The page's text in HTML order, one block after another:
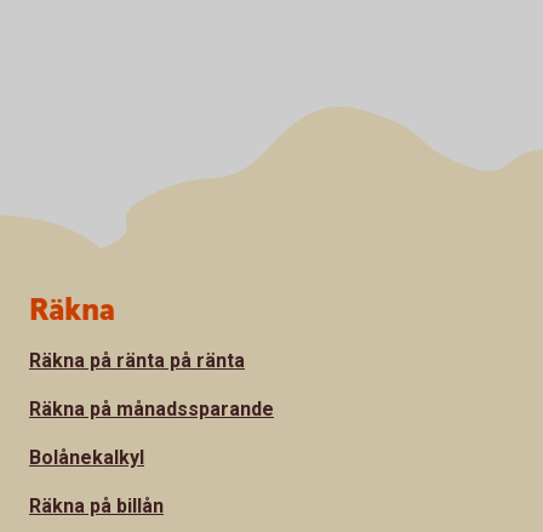
Sidfot
Räkna
Räkna på ränta på ränta
Räkna på månadssparande
Bolånekalkyl
Räkna på billån